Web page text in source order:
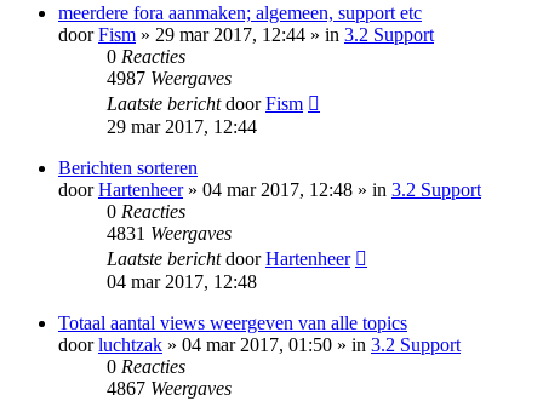
meerdere fora aanmaken; algemeen, support etc
doorFism » 29 mar 2017, 12:44 » in 3.2 Support
0 Reacties
4987 Weergaves
Laatste berichtdoorFism
29 mar 2017, 12:44
Berichten sorteren
doorHartenheer» 04 mar 2017, 12:48 » in 3.2 Support
0 Reacties
4831 Weergaves
Laatste berichtdoorHartenheer
04 mar 2017, 12:48
Totaal aantal views weergeven van alle topics
doorluchtzak » 04 mar 2017, 01:50 » in 3.2 Support
0 Reacties
4867 Weergaves